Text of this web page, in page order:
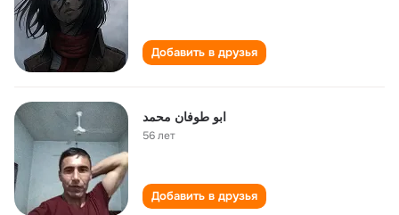
Добавить в друзья
ابو طوفان محمد
56 лет
Добавить в друзья